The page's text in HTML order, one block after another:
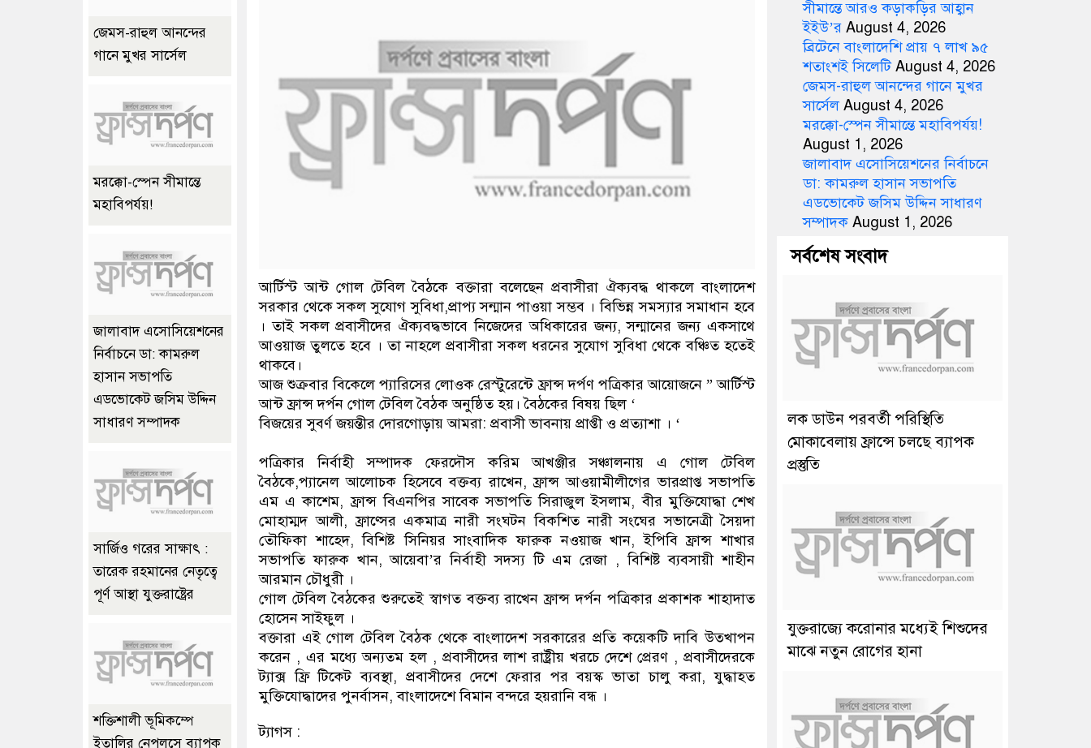
আর্টিস্ট আন্ট গোল টেবিল বৈঠকে বক্তারা বলেছেন প্রবাসীরা ঐক্যবদ্ধ থাকলে বাংলাদেশ
সরকার থেকে সকল সুযোগ সুবিধা,প্রাপ্য সন্মান পাওয়া সম্ভব । বিভিন্ন সমস্যার সমাধান হবে
। তাই সকল প্রবাসীদের ঐক্যবদ্ধভাবে নিজেদের অধিকারের জন্য, সন্মানের জন্য একসাথে
আওয়াজ তুলতে হবে । তা নাহলে প্রবাসীরা সকল ধরনের সুযোগ সুবিধা থেকে বঞ্চিত হতেই
থাকবে।
আজ শুক্রবার বিকেলে প্যারিসের লোওক রেস্টুরেন্টে ফ্রান্স দর্পণ পত্রিকার আয়োজনে ” আর্টিস্ট
আন্ট ফ্রান্স দর্পন গোল টেবিল বৈঠক অনুষ্ঠিত হয়। বৈঠকের বিষয় ছিল ‘
বিজয়ের সুবর্ণ জয়ন্তীর দোরগোড়ায় আমরা: প্রবাসী ভাবনায় প্রাপ্তী ও প্রত্যাশা । ‘
পত্রিকার নির্বাহী সম্পাদক ফেরদৌস করিম আখঞ্জীর সঞ্চালনায় এ গোল টেবিল
বৈঠকে,প্যানেল আলোচক হিসেবে বক্তব্য রাখেন, ফ্রান্স আওয়ামীলীগের ভারপ্রাপ্ত সভাপতি
এম এ কাশেম, ফ্রান্স বিএনপির সাবেক সভাপতি সিরাজুল ইসলাম, বীর মুক্তিযোদ্ধা শেখ
মোহাম্মদ আলী, ফ্রাণ্সের একমাত্র নারী সংঘটন বিকশিত নারী সংঘের সভানেত্রী সৈয়দা
তৌফিকা শাহেদ, বিশিষ্ট সিনিয়র সাংবাদিক ফারুক নওয়াজ খান, ইপিবি ফ্রান্স শাখার
সভাপতি ফারুক খান, আয়েবা’র নির্বাহী সদস্য টি এম রেজা , বিশিষ্ট ব্যবসায়ী শাহীন
আরমান চৌধুরী ।
গোল টেবিল বৈঠকের শুরুতেই স্বাগত বক্তব্য রাখেন ফ্রান্স দর্পন পত্রিকার প্রকাশক শাহাদাত
হোসেন সাইফুল ।
বক্তারা এই গোল টেবিল বৈঠক থেকে বাংলাদেশ সরকারের প্রতি কয়েকটি দাবি উত্খাপন
করেন , এর মধ্যে অন্যতম হল , প্রবাসীদের লাশ রাষ্ট্রীয় খরচে দেশে প্রেরণ , প্রবাসীদেরকে
ট্যাক্স ফ্রি টিকেট ব্যবস্থা, প্রবাসীদের দেশে ফেরার পর বয়স্ক ভাতা চালু করা, যুদ্ধাহত
মুক্তিযোদ্ধাদের পুনর্বাসন, বাংলাদেশে বিমান বন্দরে হয়রানি বন্ধ ।
ট্যাগস :
জেমস-রাহুল আনন্দের
গানে মুখর সার্সেল
মরক্কো-স্পেন সীমান্তে
মহাবিপর্যয়!
জালাবাদ এসোসিয়েশনের
নির্বাচনে ডা: কামরুল
হাসান সভাপতি
এডভোকেট জসিম উদ্দিন
সাধারণ সম্পাদক
সার্জিও গরের সাক্ষাৎ :
তারেক রহমানের নেতৃত্বে
পূর্ণ আস্থা যুক্তরাষ্ট্রের
শক্তিশালী ভূমিকম্পে
ইতালির নেপলসে ব্যাপক
সীমান্তে আরও কড়াকড়ির আহ্বান
ইইউ’র August 4, 2026
ব্রিটেনে বাংলাদেশি প্রায় ৭ লাখ ৯৫
শতাংশই সিলেটি August 4, 2026
জেমস-রাহুল আনন্দের গানে মুখর
সার্সেল August 4, 2026
মরক্কো-স্পেন সীমান্তে মহাবিপর্যয়!
August 1, 2026
জালাবাদ এসোসিয়েশনের নির্বাচনে
ডা: কামরুল হাসান সভাপতি
এডভোকেট জসিম উদ্দিন সাধারণ
সম্পাদক August 1, 2026
সর্বশেষ সংবাদ
লক ডাউন পরবর্তী পরিস্থিতি
মোকাবেলায় ফ্রান্সে চলছে ব্যাপক
প্রস্তুতি
যুক্তরাজ্যে করোনার মধ্যেই শিশুদের
মাঝে নতুন রোগের হানা